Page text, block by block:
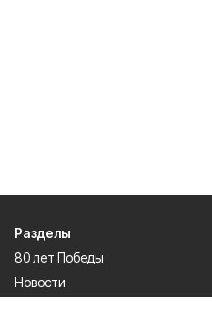
Разделы
80 лет Победы
Новости